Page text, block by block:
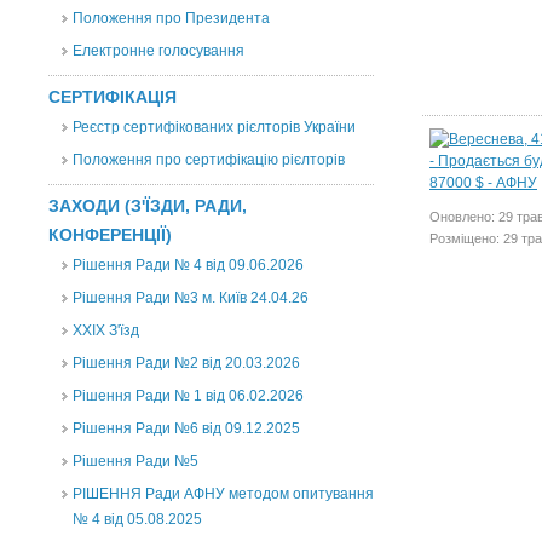
Положення про Президента
Електронне голосування
СЕРТИФІКАЦІЯ
Реєстр сертифікованих рієлторів України
Положення про сертифікацію рієлторів
ЗАХОДИ (З'ЇЗДИ, РАДИ,
КОНФЕРЕНЦІЇ)
Рішення Ради № 4 від 09.06.2026
Рішення Ради №3 м. Київ 24.04.26
XXІХ З'їзд
Рішення Ради №2 від 20.03.2026
Рішення Ради № 1 від 06.02.2026
Рішення Ради №6 від 09.12.2025
Рішення Ради №5
РІШЕННЯ Ради АФНУ методом опитування
№ 4 від 05.08.2025
Оновлено: 29
Розміщено: 29